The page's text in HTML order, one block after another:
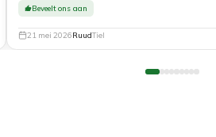
Beveelt ons aan
21 mei 2026RuudTiel